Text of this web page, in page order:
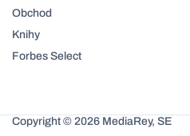
Obchod
Knihy
Forbes Select
Copyright © 2026 MediaRey, SE